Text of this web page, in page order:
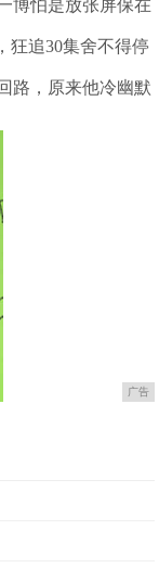
博怕是放张屏保在
狂追30集舍不得停
路，原来他冷幽默
广告